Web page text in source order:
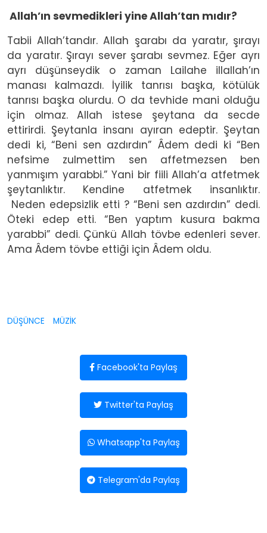
Allah’ın sevmedikleri yine Allah’tan mıdır?
Tabii Allah’tandır. Allah şarabı da yaratır, şırayı
da yaratır. Şırayı sever şarabı sevmez. Eğer ayrı
ayrı düşünseydik o zaman Lailahe illallah’ın
manası kalmazdı. İyilik tanrısı başka, kötülük
tanrısı başka olurdu. O da tevhide mani olduğu
için olmaz. Allah istese şeytana da secde
ettirirdi. Şeytanla insanı ayıran edeptir. Şeytan
dedi ki, “Beni sen azdırdın” Âdem dedi ki “Ben
nefsime zulmettim sen affetmezsen ben
yanmışım yarabbi.” Yani bir fiili Allah’a atfetmek
şeytanlıktır. Kendine atfetmek insanlıktır.
Neden edepsizlik etti ? “Beni sen azdırdın” dedi.
Öteki edep etti. “Ben yaptım kusura bakma
yarabbi” dedi. Çünkü Allah tövbe edenleri sever.
Ama Âdem tövbe ettiği için Âdem oldu.
DÜŞÜNCE MÜZİK
Facebook'ta Paylaş
Twitter'ta Paylaş
Whatsapp'ta Paylaş
Telegram'da Paylaş